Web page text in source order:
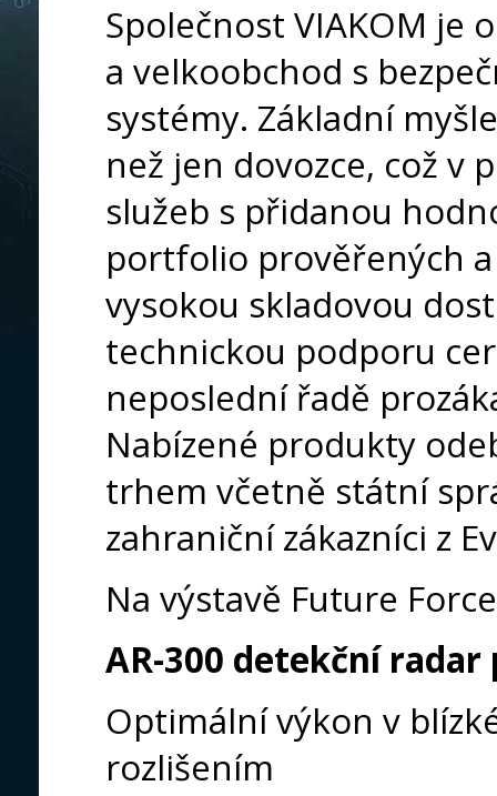
Společnost VIAKOM je
a velkoobchod s
systémy. Základní
než jen dovozce, což v
služeb s přidanou
portfolio prověřených
vysokou skladovou
technickou podporu
neposlední řadě
Nabízené produkty
trhem včetně státní
zahraniční zákazníci z
Na výstavě Future
AR-300 detekční
Optimální výkon v
rozlišením